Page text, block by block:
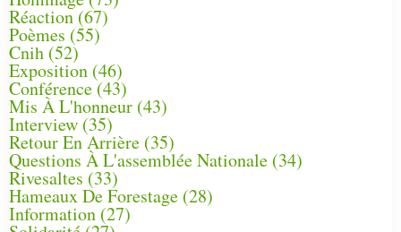
Réaction(67)
Poèmes (55)
Cnih (52)
Exposition (46)
Conférence(43)
Mis À L'honneur (43)
Interview (35)
Retour En Arrière (35)
Questions À L'assemblée Nationale (34)
Rivesaltes (33)
Hameaux De Forestage (28)
Information (27)